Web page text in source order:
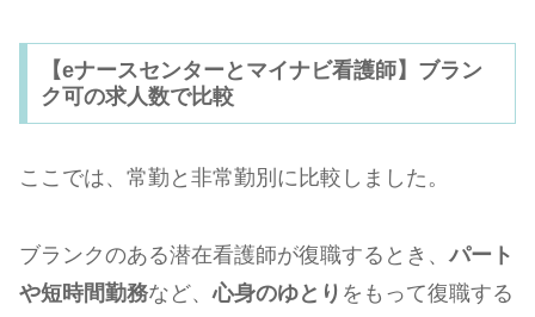
【eナースセンターとマイナビ看護師】ブラン
ク可の求人数で比較
ここでは、常勤と非常勤別に比較しました。
ブランクのある潜在看護師が復職するとき、パート
や短時間勤務など、心身のゆとり をもって復職する